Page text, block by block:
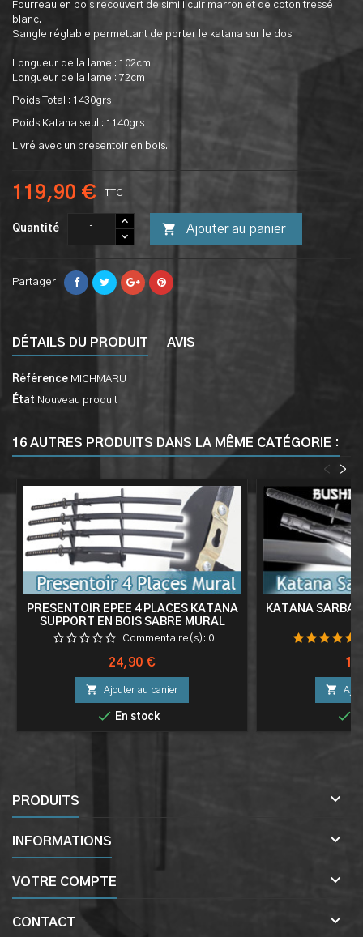
Fourreau en bois recouvert de simili cuir marron et de coton tressé
blanc.
Sangle réglable permettant de porter le katana sur le dos.
Longueur de la lame : 102cm
Longueur de la lame : 72cm
Poids Total : 1430grs
Poids Katana seul : 1140grs
Livré avec un presentoir en bois.
119,90 € TTC
Quantité  Ajouter au panier
Partager
DÉTAILS DU PRODUIT AVIS
Référence MICHMARU
État Nouveau produit
16 AUTRES PRODUITS DANS LA MÊME CATÉGORIE :
>
<
PRESENTOIR EPEE 4 PLACES KATANA
SUPPORT EN BOIS SABRE MURAL
Commentaire(s): 0
Prix
24,90 €
 Ajouter au panier
 En stock
KATANA


PRODUITS 
INFORMATIONS 
VOTRE COMPTE 
CONTACT 